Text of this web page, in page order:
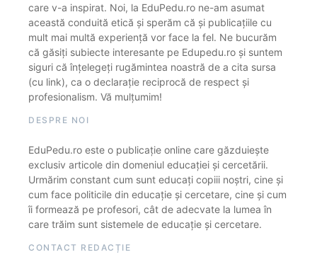
care v-a inspirat. Noi, la EduPedu.ro ne-am asumat
această conduită etică și sperăm că și publicațiile cu
mult mai multă experiență vor face la fel. Ne bucurăm
că găsiți subiecte interesante pe Edupedu.ro și suntem
siguri că înțelegeți rugămintea noastră de a cita sursa
(cu link), ca o declarație reciprocă de respect și
profesionalism. Vă mulțumim!
DESPRE NOI
EduPedu.ro este o publicație online care găzduiește
exclusiv articole din domeniul educației și cercetării.
Urmărim constant cum sunt educați copiii noștri, cine și
cum face politicile din educație și cercetare, cine și cum
îi formează pe profesori, cât de adecvate la lumea în
care trăim sunt sistemele de educație și cercetare.
CONTACT REDACȚIE